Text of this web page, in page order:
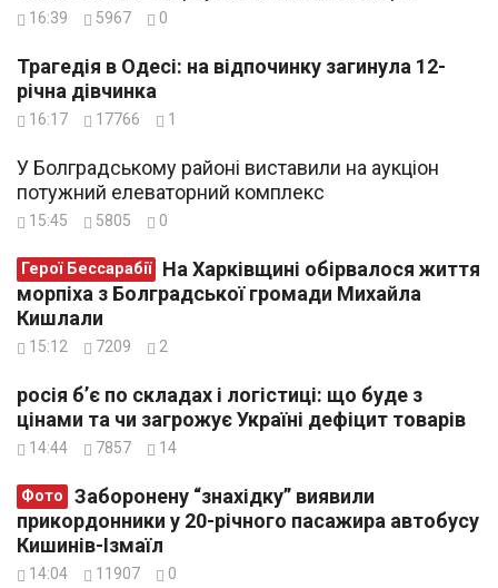
16:39 5967 0
Трагедія в Одесі: на відпочинку загинула 12-
річна дівчинка
16:17 17766 1
У Болградському районі виставили на аукціон
потужний елеваторний комплекс
15:45 5805 0
Герої Бессарабії
морпіха з Болградської громади Михайла
Кишлали
15:12 7209 2
росія б’є по складах і логістиці: що буде з
цінами та чи загрожує Україні дефіцит товарів
14:44 7857 14
Фото
прикордонники у 20-річного пасажира автобусу
Кишинів-Ізмаїл
14:04 11907 0